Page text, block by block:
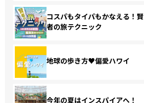
コスパもタイパもかなえる！賢
者の旅テクニック
地球の歩き方♥偏愛ハワイ
今年の夏はインスパイアへ！